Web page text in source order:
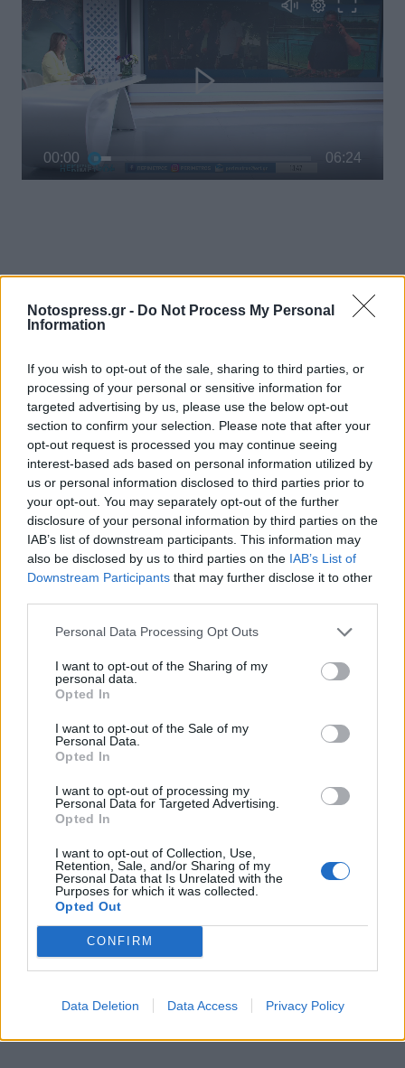
Notospress.gr - Do Not Process My Personal
Information
If you wish to opt-out of the sale, sharing to third parties, or
processing of your personal or sensitive information for
targeted advertising by us, please use the below opt-out
section to confirm your selection. Please note that after your
opt-out request is processed you may continue seeing
interest-based ads based on personal information utilized by
us or personal information disclosed to third parties prior to
your opt-out. You may separately opt-out of the further
disclosure of your personal information by third parties on the
IAB’s list of downstream participants. This information may
also be disclosed by us to third parties on the IAB’s List of
Downstream Participants that may further disclose it to other
Personal Data Processing Opt Outs
I want to opt-out of the Sharing of my
personal data.
Opted In
I want to opt-out of the Sale of my
Personal Data.
Opted In
I want to opt-out of processing my
Personal Data for Targeted Advertising.
Opted In
I want to opt-out of Collection, Use,
Retention, Sale, and/or Sharing of my
Personal Data that Is Unrelated with the
Purposes for which it was collected.
Opted Out
CONFIRM
Data Deletion Data Access Privacy Policy
Ακολουθήστε το notospress.grστο Google News και
μάθετε πρώτοιόλες τις ειδήσεις
TAGS: ΓΑΣΤΡΟΝΟΜΙΑ ΚΑΛΑΜΑΤΑ ΣΕΦ